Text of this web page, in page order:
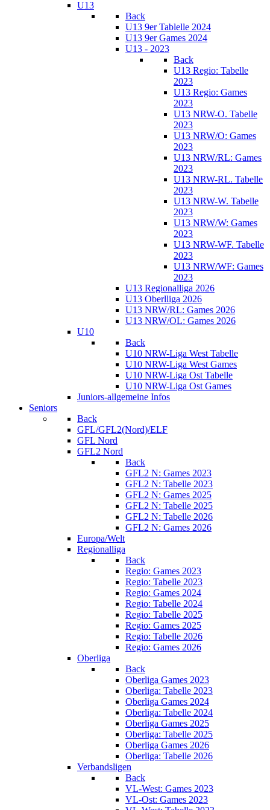
U13
Back
U13 9er Tablelle 2024
U13 9er Games 2024
U13 - 2023
Back
U13 Regio: Tabelle
2023
U13 Regio: Games
2023
U13 NRW-O. Tabelle
2023
U13 NRW/O: Games
2023
U13 NRW/RL: Games
2023
U13 NRW-RL. Tabelle
2023
U13 NRW-W. Tabelle
2023
U13 NRW/W: Games
2023
U13 NRW-WF. Tabelle
2023
U13 NRW/WF: Games
2023
U13 Regionalliga 2026
U13 Oberlliga 2026
U13 NRW/RL: Games 2026
U13 NRW/OL: Games 2026
U10
Back
U10 NRW-Liga West Tabelle
U10 NRW-Liga West Games
U10 NRW-Liga Ost Tabelle
U10 NRW-Liga Ost Games
Juniors-allgemeine Infos
Seniors
Back
GFL/GFL2(Nord)/ELF
GFL Nord
GFL2 Nord
Back
GFL2 N: Games 2023
GFL2 N: Tabelle 2023
GFL2 N: Games 2025
GFL2 N: Tabelle 2025
GFL2 N: Tabelle 2026
GFL2 N: Games 2026
Europa/Welt
Regionalliga
Back
Regio: Games 2023
Regio: Tabelle 2023
Regio: Games 2024
Regio: Tabelle 2024
Regio: Tabelle 2025
Regio: Games 2025
Regio: Tabelle 2026
Regio: Games 2026
Oberliga
Back
Oberliga Games 2023
Oberliga: Tabelle 2023
Oberliga Games 2024
Oberliga: Tabelle 2024
Oberliga Games 2025
Oberliga: Tabelle 2025
Oberliga Games 2026
Oberliga: Tabelle 2026
Verbandsligen
Back
VL-West: Games 2023
VL-Ost: Games 2023